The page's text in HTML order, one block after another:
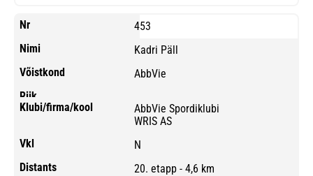
453
Kadri Päll
AbbVie
AbbVie Spordiklubi
WRIS AS
N
20. etapp - 4,6 km